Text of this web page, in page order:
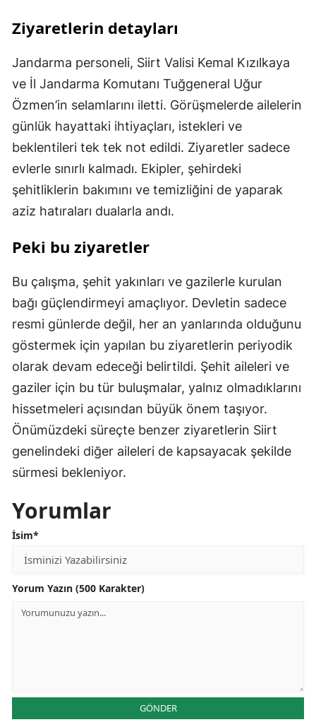
Ziyaretlerin detayları
Jandarma personeli, Siirt Valisi Kemal Kızılkaya
ve İl Jandarma Komutanı Tuğgeneral Uğur
Özmen’in selamlarını iletti. Görüşmelerde ailelerin
günlük hayattaki ihtiyaçları, istekleri ve
beklentileri tek tek not edildi. Ziyaretler sadece
evlerle sınırlı kalmadı. Ekipler, şehirdeki
şehitliklerin bakımını ve temizliğini de yaparak
aziz hatıraları dualarla andı.
Peki bu ziyaretler
Bu çalışma, şehit yakınları ve gazilerle kurulan
bağı güçlendirmeyi amaçlıyor. Devletin sadece
resmi günlerde değil, her an yanlarında olduğunu
göstermek için yapılan bu ziyaretlerin periyodik
olarak devam edeceği belirtildi. Şehit aileleri ve
gaziler için bu tür buluşmalar, yalnız olmadıklarını
hissetmeleri açısından büyük önem taşıyor.
Önümüzdeki süreçte benzer ziyaretlerin Siirt
genelindeki diğer aileleri de kapsayacak şekilde
sürmesi bekleniyor.
Yorumlar
İsim*
Yorum Yazın (500 Karakter)
GÖNDER